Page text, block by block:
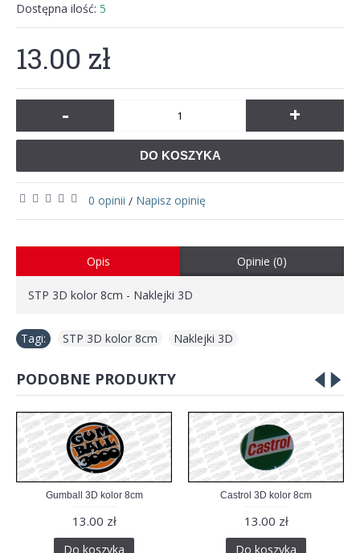
Dostępna ilość: 5
13.00 zł
- +
DO KOSZYKA
0 opinii / Napisz opinię
Opis Opinie (0)
STP 3D kolor 8cm - Naklejki 3D
Tagi: STP 3D kolor 8cm Naklejki 3D
PODOBNE PRODUKTY
Gumball 3D kolor 8cm
13.00 zł
Do koszyka
Castrol 3D kolor 8cm
13.00 zł
Do koszyka